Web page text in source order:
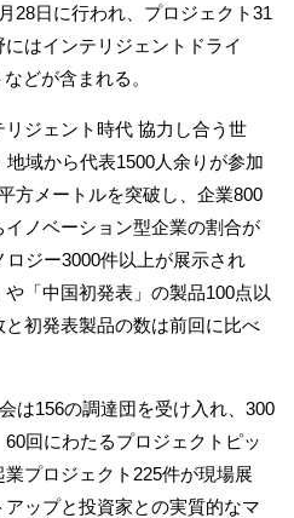
28日に行われ、プロジェクト31
はインテリジェントドライ
どが含まれる。
ジェント時代 協力し合う世
域から代表1500人余りが参加
方メートルを突破し、企業800
ノベーション型企業の割合が
ジー3000件以上が展示され
「中国初発表」の製品100点以
と初発表製品の数は前回に比べ
は156の調達団を受け入れ、300
回にわたるプロジェクトピッ
プロジェクト225件が現場展
ップと投資家との実質的なマ